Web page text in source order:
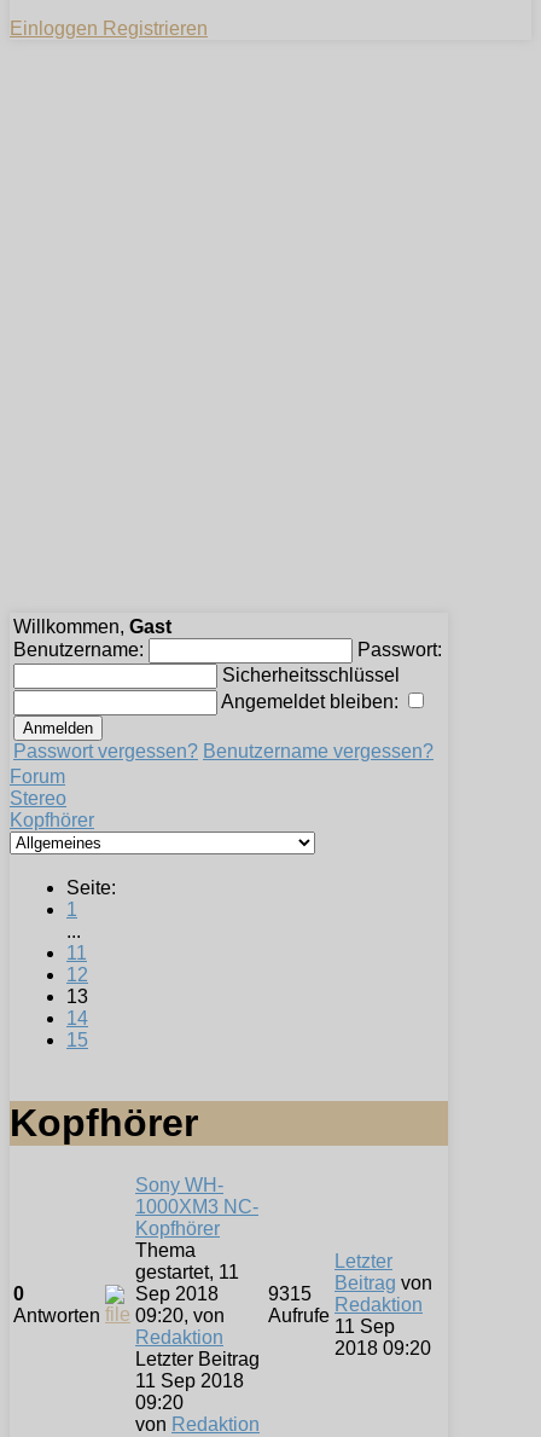
Einloggen Registrieren
Willkommen, Gast
Benutzername:
Passwort:
Sicherheitsschlüssel
Angemeldet bleiben:
Passwort vergessen? Benutzername vergessen?
Forum
Stereo
Kopfhörer
Seite:
1
...
11
12
13
14
15
Kopfhörer
0
Antworten
Sony WH-
1000XM3 NC-
Kopfhörer
Thema
gestartet, 11
Sep 2018
09:20, von
Redaktion
Letzter Beitrag
11 Sep 2018
09:20
von Redaktion
9315
Aufrufe
Letzter
Beitrag von
Redaktion
11 Sep
2018 09:20